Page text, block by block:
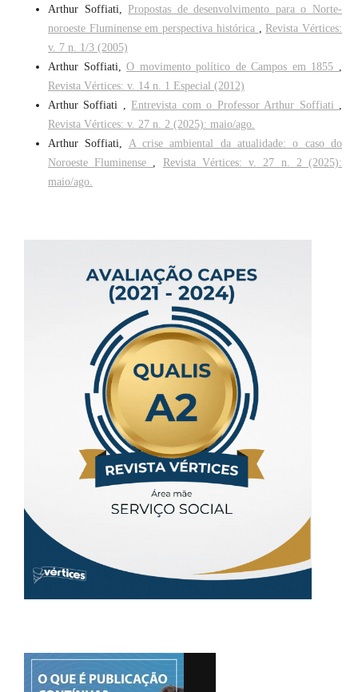
Arthur Soffiati, Propostas de desenvolvimento para o Norte-
noroeste Fluminense em perspectiva histórica , Revista Vértices:
v. 7 n. 1/3 (2005)
Arthur Soffiati,O movimento político de Campos em 1855 ,
Revista Vértices: v. 14 n. 1 Especial (2012)
Arthur Soffiati , Entrevista com o Professor Arthur Soffiati ,
Revista Vértices: v. 27 n. 2 (2025): maio/ago.
Arthur Soffiati, A crise ambiental da atualidade: o caso do
Noroeste Fluminense , Revista Vértices: v. 27 n. 2 (2025):
maio/ago.